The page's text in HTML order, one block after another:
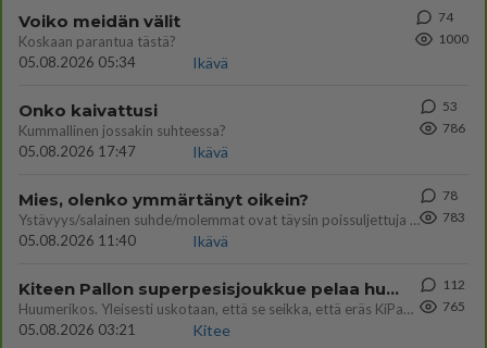
Voiko meidän välit
Koskaan parantua tästä?
05.08.2026 05:34
Ikävä
74
1000
Onko kaivattusi
Kummallinen jossakin suhteessa?
05.08.2026 17:47
Ikävä
53
786
Mies, olenko ymmärtänyt oikein?
Ystävyys/salainen suhde/molemmat ovat täysin poissuljettuja asioita? Nainen
05.08.2026 11:40
Ikävä
78
783
Kiteen Pallon superpesisjoukkue pelaa huumeiden vaikutuksen alaisena
Huumerikos. Yleisesti uskotaan, että se seikka, että eräs KiPan pelaaja kärähtää huumeista, on vain jäävuoren huippu. M
05.08.2026 03:21
Kitee
112
765